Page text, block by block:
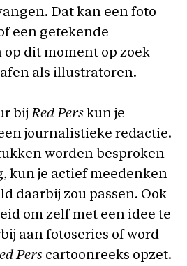
Dat kan een foto
een getekende
dit moment op zoek
als illustratoren.
bijRed Pers kun je
journalistieke redactie.
worden besproken
kun je actief meedenken
daarbij zou passen. Ook
om zelf met een idee te
aan fotoseries of word
Pers cartoonreeks opzet.